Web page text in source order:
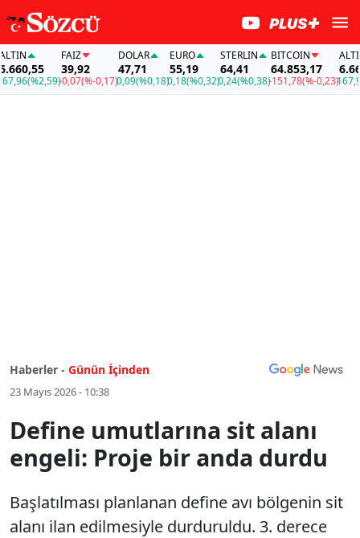
(%2,59)
FAİZ
39,92
-0,07(%-0,17)
DOLAR
47,71
0,09(%0,18)
EURO
55,19
0,18(%0,32)
STERLIN
64,41
0,24(%0,38)
BITCOIN
64.853,17
-151,78(%-0,23)
ALTIN
167,96
Haberler - Günün İçinden
23 Mayıs 2026 - 10:38
Define umutlarına sit alanı
engeli: Proje bir anda durdu
Başlatılması planlanan define avı bölgenin sit
alanı ilan edilmesiyle durduruldu. 3. derece